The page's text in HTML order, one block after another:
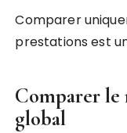
Comparer
prestations est
Comparer
global